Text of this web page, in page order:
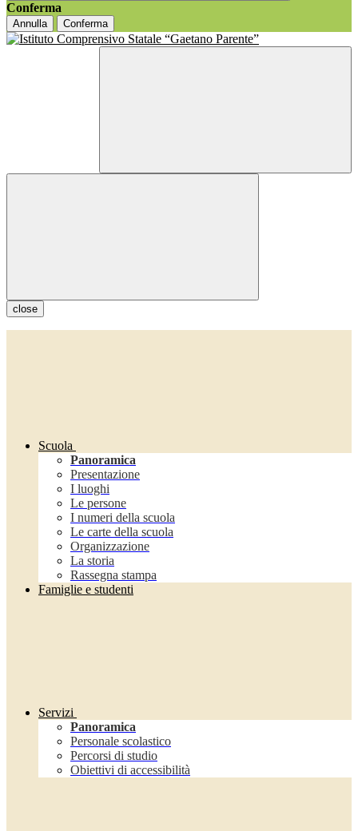
Conferma
Annulla Conferma
close
Scuola
Panoramica
Presentazione
I luoghi
Le persone
I numeri della scuola
Le carte della scuola
Organizzazione
La storia
Rassegna stampa
Famiglie e studenti
Servizi
Panoramica
Personale scolastico
Percorsi di studio
Obiettivi di accessibilità